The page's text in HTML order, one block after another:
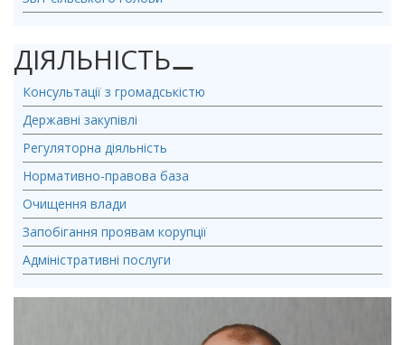
ДІЯЛЬНІСТЬ⚊
Консультації з громадськістю
Державні закупівлі
Регуляторна діяльність
Нормативно-правова база
Очищення влади
Запобігання проявам корупції
Адміністративні послуги